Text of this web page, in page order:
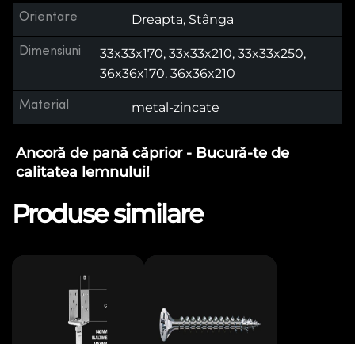
Orientare Dreapta, Stânga
Dimensiuni
33x33x170, 33x33x210, 33x33x250,
36x36x170, 36x36x210
Material metal-zincate
Ancoră de pană căprior - Bucură-te de
calitatea lemnului!
Produse similare